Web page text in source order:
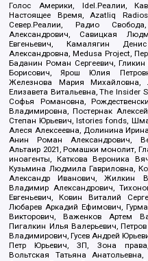
Голос Америки, Idel.Реалии,
Настоящее Время, Azatliq
Север.Реалии, Радио
Александрович, Савицкая
Евгеньевич, Камалягин
Александровна, Medusa Project,
Баданин Роман Сергеевич,
Борисович, Ярош Юлия
Железнова Мария Михайловна,
Елизавета Витальевна, The Insider
Софья Романовна,
Владимировна, Постернак
Степан Юрьевич, Istories fonds,
Алеся Алексеевна, Долинина
Анин Роман Александрович,
Альтаир 2021, Ромашки монолит,
иноагенты, Каткова Вероника
Кузьмина Людмила Гавриловна,
Александр Иванович, Жилкин
Владимир Александрович,
Евгеньевич, Ковин Виталий
Любарев Аркадий Ефимович,
Викторович, Важенков Артем
Пигалкин Илья Валерьевич,
Владимирович, Гусев Андрей
Петр Юрьевич, ЗП, Зона
Вольтская Татьяна